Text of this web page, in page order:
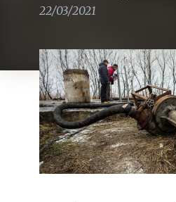
22/03/2021